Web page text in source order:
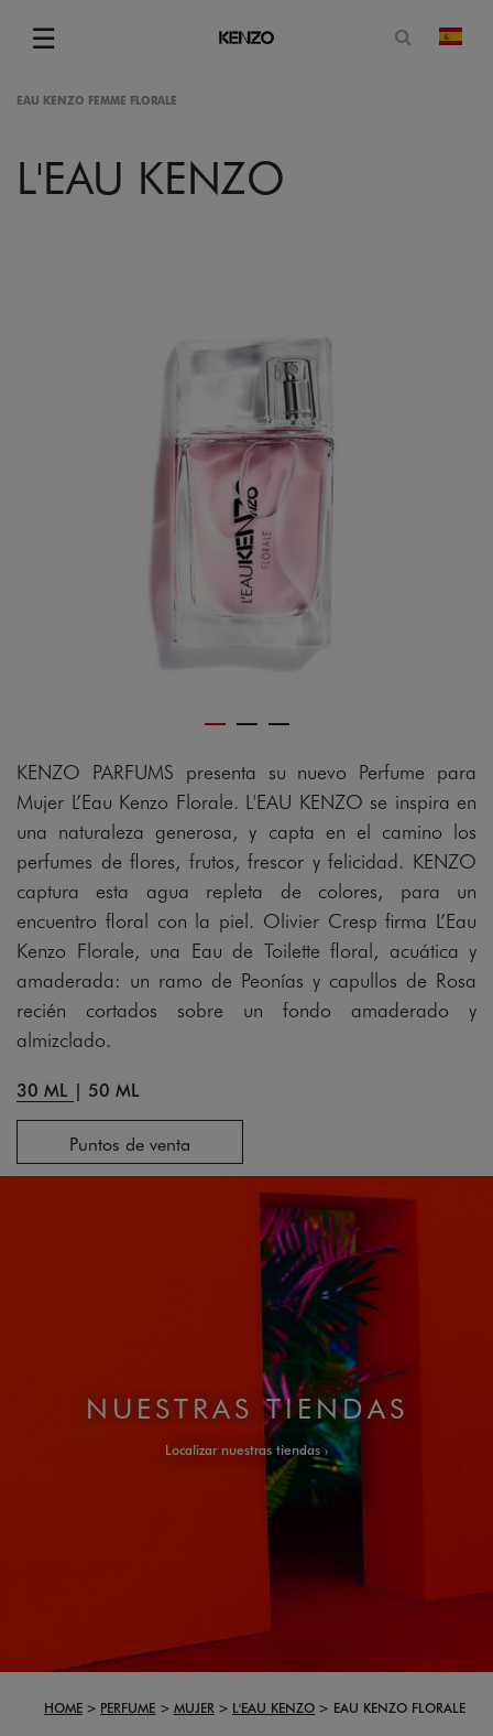
☰
Menu
Abrir
EAU KENZO FEMME FLORALE
L'EAU KENZO
KENZO PARFUMS presenta su nuevo Perfume para
Mujer L’Eau Kenzo Florale. L'EAU KENZO se inspira en
una naturaleza generosa, y capta en el camino los
perfumes de flores, frutos, frescor y felicidad. KENZO
captura esta agua repleta de colores, para un
encuentro floral con la piel. Olivier Cresp firma L’Eau
Kenzo Florale, una Eau de Toilette floral, acuática y
amaderada: un ramo de Peonías y capullos de Rosa
recién cortados sobre un fondo amaderado y
almizclado.
30 ML | 50 ML
Puntos de venta
NUESTRAS TIENDAS
Localizar nuestras tiendas
HOME PERFUME MUJER L'EAU KENZO EAU KENZO FLORALE